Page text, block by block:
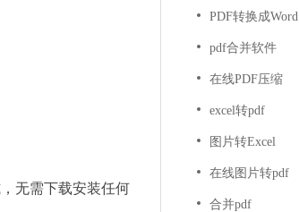
无需下载安装任何
PDF转换成Word
pdf合并软件
在线PDF压缩
excel转pdf
图片转Excel
在线图片转pdf
合并pdf